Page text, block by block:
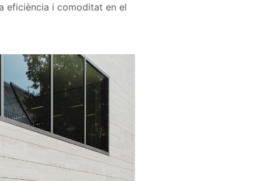
eficiència i comoditat en el